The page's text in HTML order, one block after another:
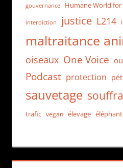
gouvernance Humane World for
interdiction justice L214
maltraitance
oiseaux One Voice
Podcast protection
sauvetage
trafic vegan élevage éléphant